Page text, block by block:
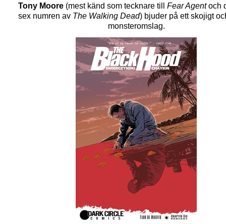
Tony Moore (mest känd som tecknare till Fear Agentoch
sex numren av The Walking Dead) bjuder på ett skojigt
monsteromslag.